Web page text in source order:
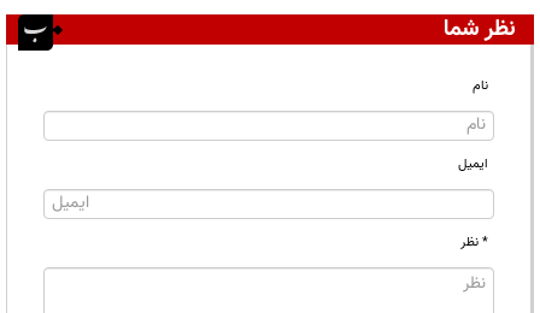
نظر شما
نام
ایمیل
* نظر